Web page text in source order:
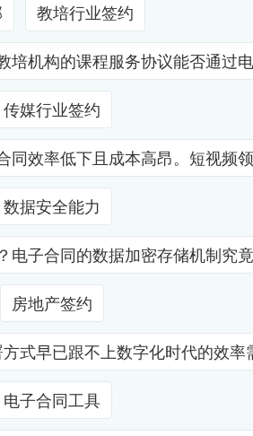
教培行业签约
机构的课程服务协议能否通过
传媒行业签约
效率低下且成本高昂。短视频
数据安全能力
子合同的数据加密存储机制究
房地产签约
式早已跟不上数字化时代的效
电子合同工具